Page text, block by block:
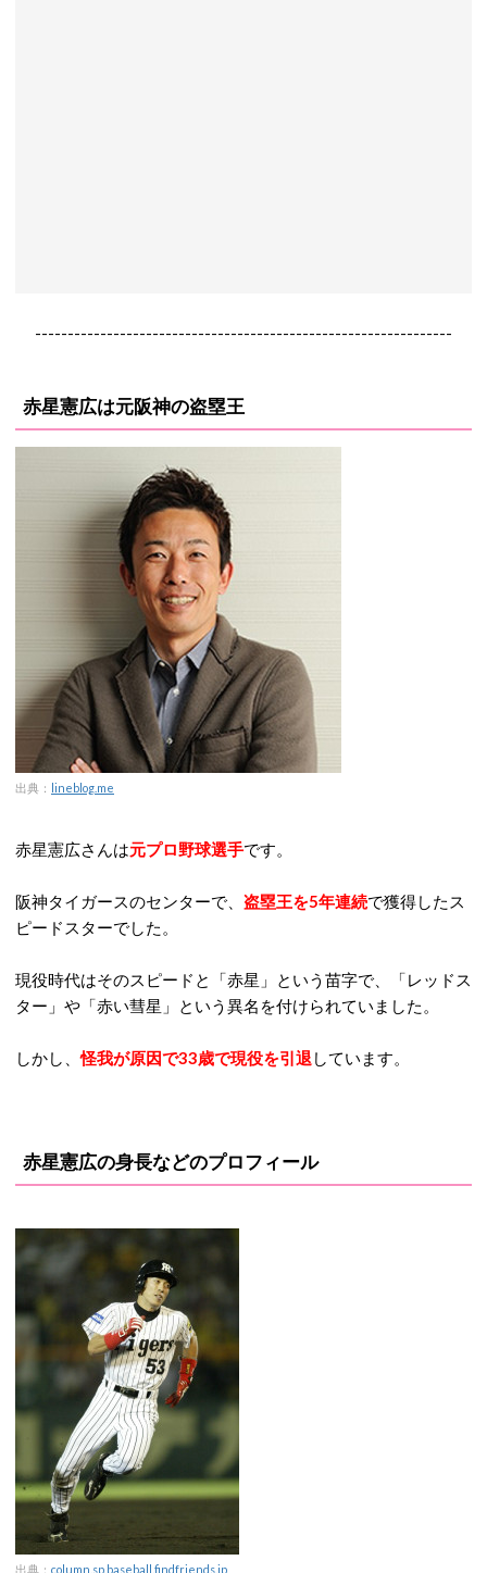
----------------------------------------------------------------
赤星憲広は元阪神の盗塁王
出典： lineblog.me
赤星憲広さんは元プロ野球選手です。
阪神タイガースのセンターで、 盗塁王を5年連続で獲得したス
ピードスターでした。
現役時代はそのスピードと「赤星」という苗字で、「レッドス
ター」や「赤い彗星」という異名を付けられていました。
しかし、怪我が原因で33歳で現役を引退 しています。
赤星憲広の身長などのプロフィール
出典： column.sp.baseball.findfriends.jp